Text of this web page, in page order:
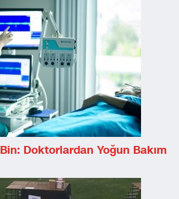
Doktorlardan Yoğun Bakım